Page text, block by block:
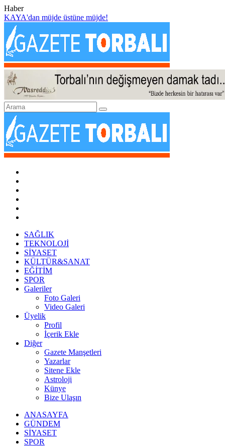
Haber
KAYA'dan müjde üstüne müjde!
SAĞLIK
TEKNOLOJİ
SİYASET
KÜLTÜR&SANAT
EĞİTİM
SPOR
Galeriler
Foto Galeri
Video Galeri
Üyelik
Profil
İçerik Ekle
Diğer
Gazete Manşetleri
Yazarlar
Sitene Ekle
Astroloji
Künye
Bize Ulaşın
ANASAYFA
GÜNDEM
SİYASET
SPOR